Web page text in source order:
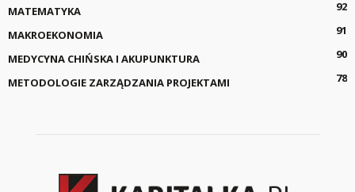
MATEMATYKA
92
MAKROEKONOMIA
91
MEDYCYNA CHIŃSKA I AKUPUNKTURA
90
METODOLOGIE ZARZĄDZANIA PROJEKTAMI
78